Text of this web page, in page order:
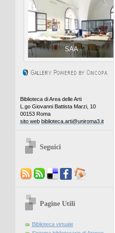
SAA
Biblioteca di Area delle Arti
L.go Giovanni Battista Marzi, 10
00153 Roma
sito web biblioteca.arti@uniroma3.it
Seguici
Pagine Utili
Biblioteca virtuale